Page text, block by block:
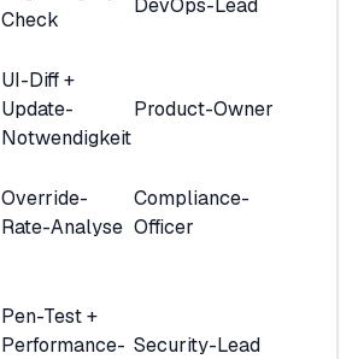
Check
UI-Diff +
Update-
Notwendigkeit
Product-Owner
Override-
Rate-Analyse
Compliance-
Officer
Pen-Test +
Performance- Security-Lead